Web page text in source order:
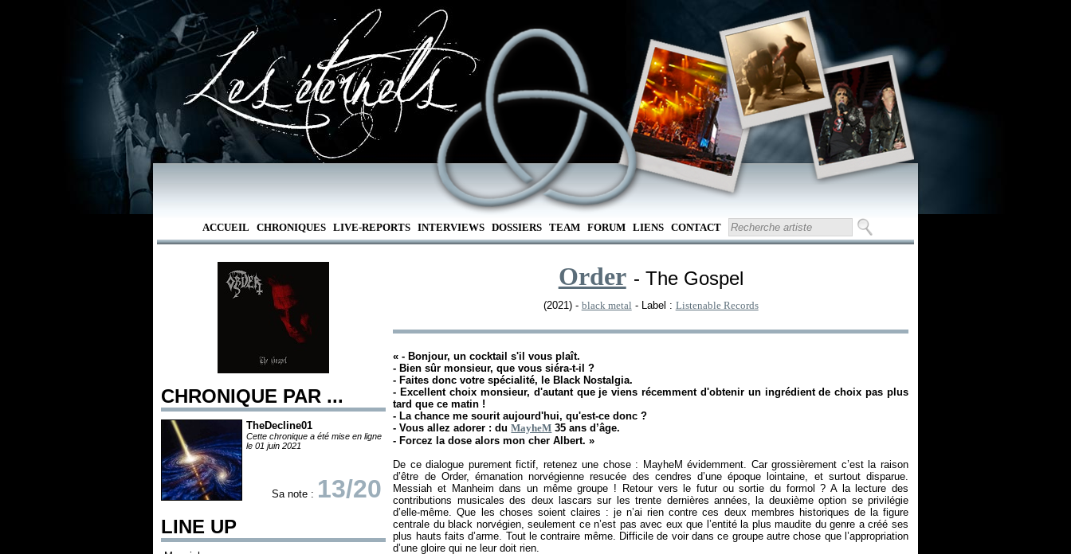
ACCUEIL CHRONIQUES LIVE-REPORTS INTERVIEWS DOSSIERS TEAM FORUM LIENS CONTACT
CHRONIQUE PAR ...
TheDecline01
Cette chronique a été mise en ligne
le 01 juin 2021
Sa note : 13/20
LINE UP
Order - The Gospel
(2021) - black metal - Label : Listenable Records
«- Bonjour, un cocktail s'il vous plaît.
- Bien sûr monsieur, que vous siéra-t-il ?
- Faites donc votre spécialité, le Black Nostalgia.
- Excellent choix monsieur, d'autant que je viens récemment d'obtenir un ingrédient de choix pas plus
tard que ce matin !
- La chance me sourit aujourd'hui, qu'est-ce donc ?
- Vous allez adorer : duMayheM 35 ans d’âge.
- Forcez la dose alors mon cher Albert.»
De ce dialogue purement fictif, retenez une chose : MayheM évidemment. Car grossièrement c’est la raison
d’être de Order, émanation norvégienne resucée des cendres d’une époque lointaine, et surtout disparue.
Messiah et Manheim dans un même groupe ! Retour vers le futur ou sortie du formol ? A la lecture des
contributions musicales des deux lascars sur les trente dernières années, la deuxième option se privilégie
d’elle-même. Que les choses soient claires : je n’ai rien contre ces deux membres historiques de la figure
centrale du black norvégien, seulement ce n’est pas avec eux que l’entité la plus maudite du genre a créé ses
plus hauts faits d’arme. Tout le contraire même. Difficile de voir dans ce groupe autre chose que l’appropriation
d’une gloire qui ne leur doit rien.